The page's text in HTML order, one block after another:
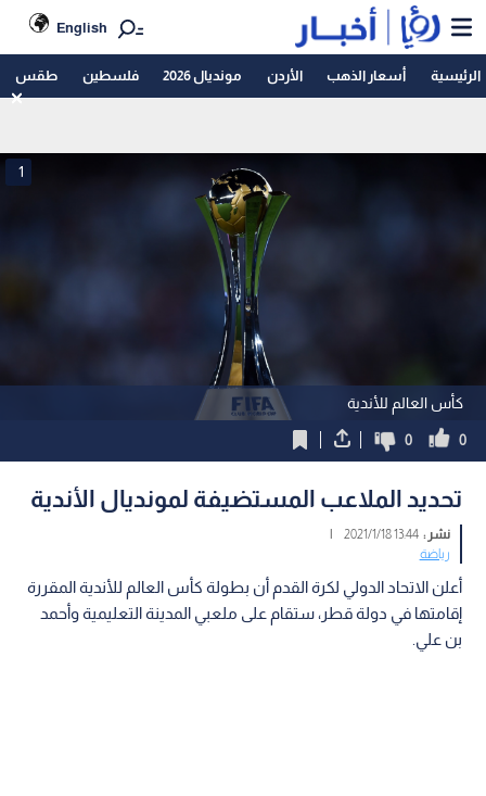
English
الرئيسية أسعار الذهب الأردن مونديال 2026 فلسطين طقس
كأس العالم للأندية
1
0
0
تحديد الملاعب المستضيفة لمونديال الأندية
نشر :13:44 2021/1/18
|
رياضة
أعلن الاتحاد الدولي لكرة القدم أن بطولة كأس العالم للأندية المقررة
إقامتها في دولة قطر، ستقام على ملعبي المدينة التعليمية وأحمد
بن علي.